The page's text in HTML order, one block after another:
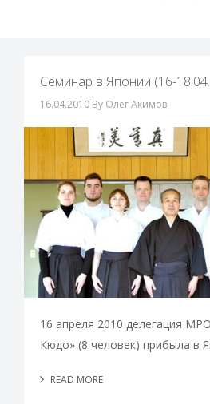
Семинар в Японии (16-
16.04.2010 By Олег Акимов
16 апреля 2010 делегация
Кюдо» (8 человек) прибыла в
READ MORE